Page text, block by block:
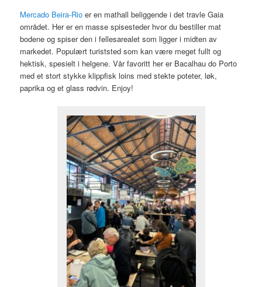
Mercado Beira-Rio er en mathall beliggende i det travle Gaia
området. Her er en masse spisesteder hvor du bestiller mat
bodene og spiser den i fellesarealet som ligger i midten av
markedet. Populært turiststed som kan være meget fullt og
hektisk, spesielt i helgene. Vår favoritt her er Bacalhau do Porto
med et stort stykke klippfisk loins med stekte poteter, løk,
paprika og et glass rødvin. Enjoy!